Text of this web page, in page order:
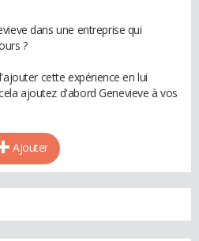
dans une entreprise qui
?
cette expérience en lui
ajoutez d'abord Genevieve à vos
Ajouter